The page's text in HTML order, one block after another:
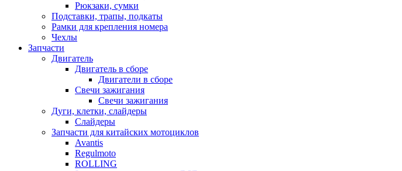
Рюкзаки, сумки
Подставки, трапы, подкаты
Рамки для крепления номера
Чехлы
Запчасти
Двигатель
Двигатель в сборе
Двигатели в сборе
Свечи зажигания
Свечи зажигания
Дуги, клетки, слайдеры
Слайдеры
Запчасти для китайских мотоциклов
Avantis
Regulmoto
ROLLING